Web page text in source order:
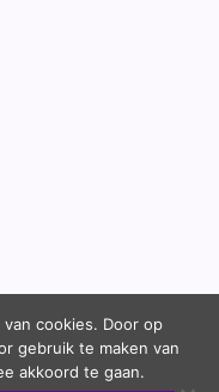
cookies. Door op
gebruik te maken van
akkoord te gaan.